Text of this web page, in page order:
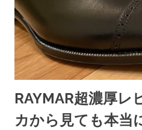
RAYMAR超濃厚レ
カから見ても本当